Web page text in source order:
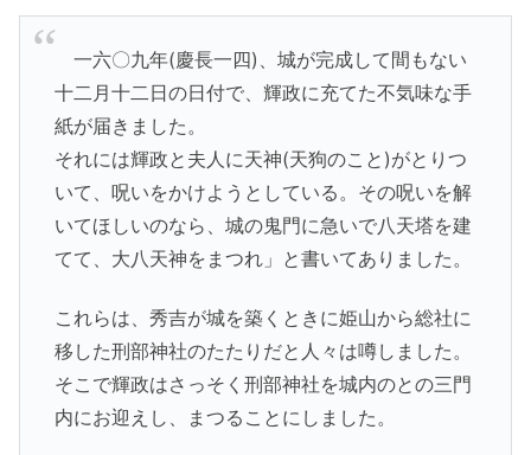
一六〇九年(慶長一四)、城が完成して間もない
十二月十二日の日付で、輝政に充てた不気味な手
紙が届きました。
それには輝政と夫人に天神(天狗のこと)がとりつ
いて、呪いをかけようとしている。その呪いを解
いてほしいのなら、城の鬼門に急いで八天塔を建
てて、大八天神をまつれ」と書いてありました。
これらは、秀吉が城を築くときに姫山から総社に
移した刑部神社のたたりだと人々は噂しました。
そこで輝政はさっそく刑部神社を城内のとの三門
内にお迎えし、まつることにしました。